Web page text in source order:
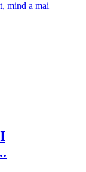
mind a mai